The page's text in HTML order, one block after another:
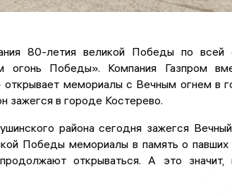
80-летия великой Победы по всей
огонь Победы». Компания Газпром
открывает мемориалы с Вечным огнем в
зажегся в городе Костерево.
района сегодня зажегся Вечный
Победы мемориалы в память о павших
открываться. А это значит,